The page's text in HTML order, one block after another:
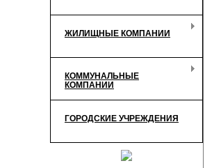
ЖИЛИЩНЫЕ КОМПАНИИ
КОММУНАЛЬНЫЕ
КОМПАНИИ
ГОРОДСКИЕ УЧРЕЖДЕНИЯ